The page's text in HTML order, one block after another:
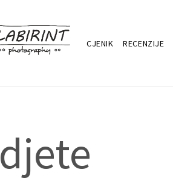
CJENIK RECENZIJE
djete